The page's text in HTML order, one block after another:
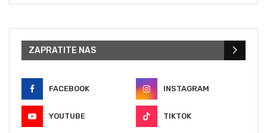
ZAPRATITE NAS
FACEBOOK INSTAGRAM
YOUTUBE TIKTOK